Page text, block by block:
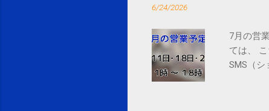
6/24/2026
7月の営
ては、
SMS（シ